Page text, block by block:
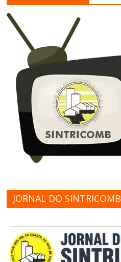
JORNAL DO SINTRICOMB